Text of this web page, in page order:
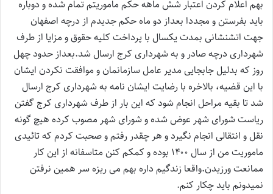
بهم اعلام کردن اعتبار شش ماهه حکم ماموریتم تمام شده و دوباره
باید بفرستن و مجددا بعداز دو ماه حکم جدیدم از درچه اصفهان
جهت اتشنشانی بمدت یکسال با پرداخت کلیه حقوق و مزایا از طرف
شهرداری درچه صادر و به شهرداری کرج ارسال شد.بعداز حدود چهل
روز که بدلیل جابجایی مدیر عامل سازمانمان و موافقت نکردن ایشان
با این قضیه، بالاخره با رضایت ایشان نامه به شهرداری کرج ارسال
شد تا بقیه مراحل انجام شود که این بار از طرف شهرداری کرج گفتن
ریاست شورای شهر عوض شده و شورای شهر مصوب کرده هیچ گونه
نقل و انتقالی انجام نگیرد و هر چقدر رفتم و صحبت کردم که تائیدی
ماموریت من از سال ۱۴۰۰ بوده و کمکم کنن متاسفانه از این کار
ممانعت ورزیدن.واقعا زندگیم داره بهم می ریزه سر همین نرفتن
نمیدونم باید چکار کنم.